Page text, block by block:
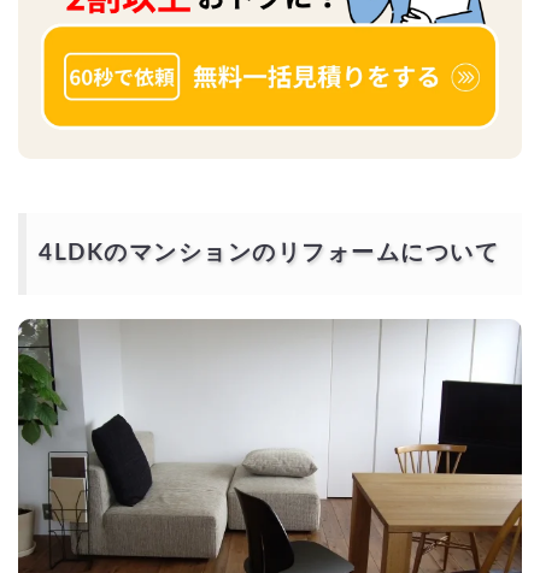
4LDKのマンションのリフォームについて